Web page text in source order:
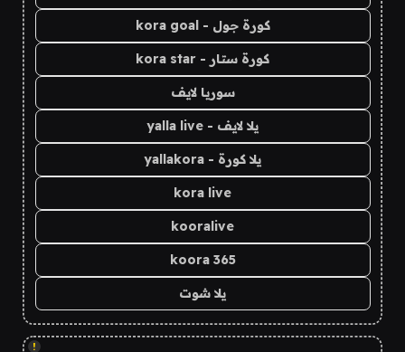
كورة جول - kora goal
كورة ستار - kora star
سوريا لايف
يلا لايف - yalla live
يلا كورة - yallakora
kora live
kooralive
koora 365
يلا شوت
!